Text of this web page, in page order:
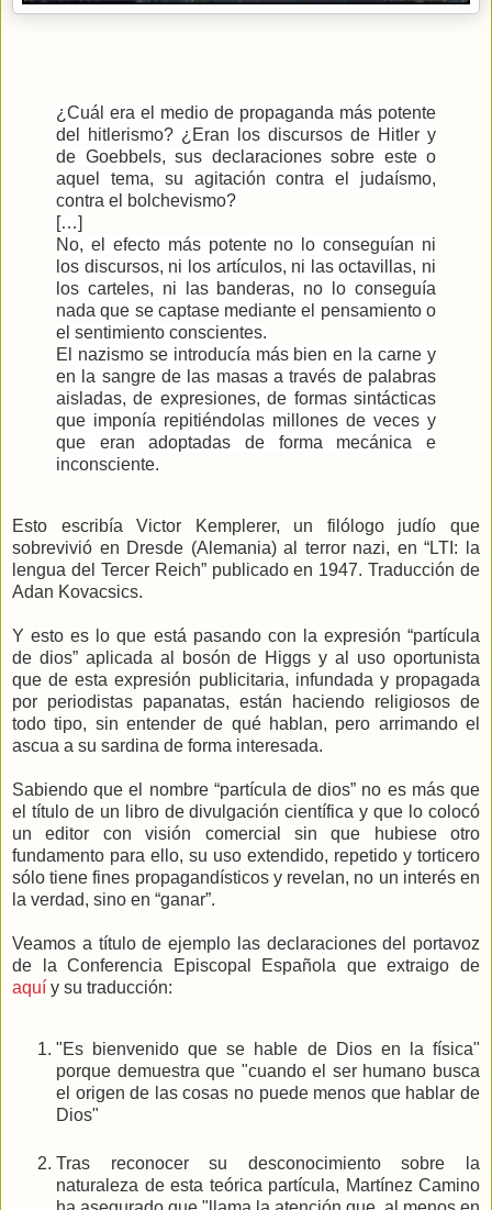
¿Cuál era el medio de propaganda más potente
del hitlerismo? ¿Eran los discursos de Hitler y
de Goebbels, sus declaraciones sobre este o
aquel tema, su agitación contra el judaísmo,
contra el bolchevismo?
[…]
No, el efecto más potente no lo conseguían ni
los discursos, ni los artículos, ni las octavillas, ni
los carteles, ni las banderas, no lo conseguía
nada que se captase mediante el pensamiento o
el sentimiento conscientes.
El nazismo se introducía más bien en la carne y
en la sangre de las masas a través de palabras
aisladas, de expresiones, de formas sintácticas
que imponía repitiéndolas millones de veces y
que eran adoptadas de forma mecánica e
inconsciente.
Esto escribía Victor Kemplerer, un filólogo judío que
sobrevivió en Dresde (Alemania) al terror nazi, en “LTI: la
lengua del Tercer Reich” publicado en 1947. Traducción de
Adan Kovacsics.
Y esto es lo que está pasando con la expresión “partícula
de dios” aplicada al bosón de Higgs y al uso oportunista
que de esta expresión publicitaria, infundada y propagada
por periodistas papanatas, están haciendo religiosos de
todo tipo, sin entender de qué hablan, pero arrimando el
ascua a su sardina de forma interesada.
Sabiendo que el nombre “partícula de dios” no es más que
el título de un libro de divulgación científica y que lo colocó
un editor con visión comercial sin que hubiese otro
fundamento para ello, su uso extendido, repetido y torticero
sólo tiene fines propagandísticos y revelan, no un interés en
la verdad, sino en “ganar”.
Veamos a título de ejemplo las declaraciones del portavoz
de la Conferencia Episcopal Española que extraigo de
aquí y su traducción:
"Es bienvenido que se hable de Dios en la física"
porque demuestra que "cuando el ser humano busca
el origen de las cosas no puede menos que hablar de
Dios"
Tras reconocer su desconocimiento sobre la
naturaleza de esta teórica partícula, Martínez Camino